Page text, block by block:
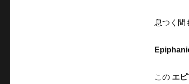
リ
息つく間
この エ